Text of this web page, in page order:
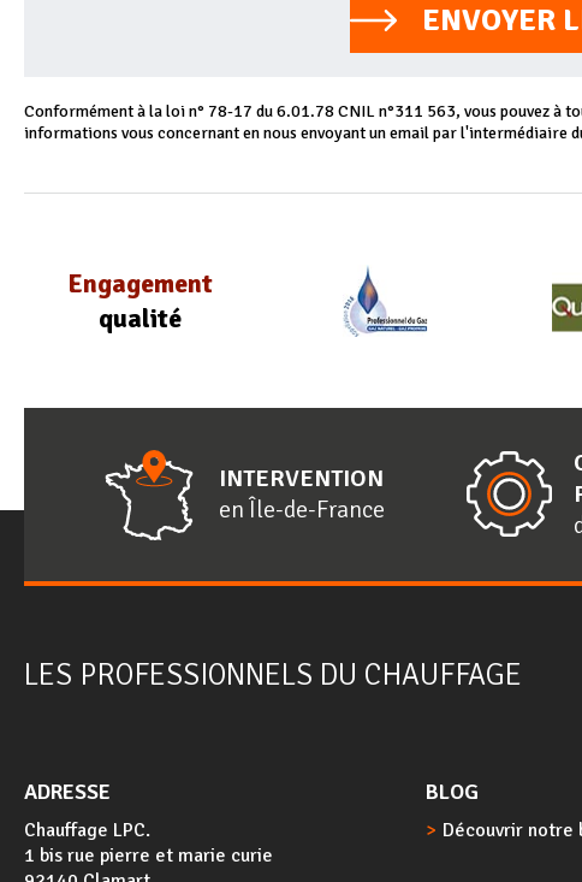
ENVOYER
Conformément à la loi n° 78-17 du 6.01.78 CNIL n°311 563, vous pouvez à
informations vous concernant en nous envoyant un email par l'intermédiaire
Engagement
qualité
INTERVENTION
en Île-de-France
LES PROFESSIONNELS DU CHAUFFAGE
ADRESSE
Chauffage LPC.
1 bis rue pierre et marie curie
BLOG
Découvrir notre